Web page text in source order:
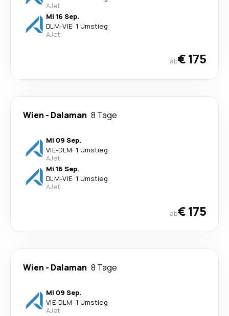
AJet
Mi 16 Sep.
DLM-VIE· 1 Umstieg
AJet
ab€ 175
Wien - Dalaman 8 Tage
Mi 09 Sep.
VIE-DLM· 1 Umstieg
AJet
Mi 16 Sep.
DLM-VIE· 1 Umstieg
AJet
ab€ 175
Wien - Dalaman 8 Tage
Mi 09 Sep.
VIE-DLM· 1 Umstieg
AJet